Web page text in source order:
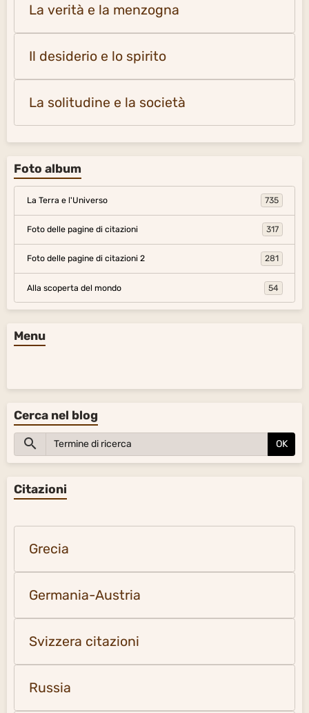
La verità e la menzogna
Il desiderio e lo spirito
La solitudine e la società
Foto album
La Terra e l'Universo 735
Foto delle pagine di citazioni 317
Foto delle pagine di citazioni 2 281
Alla scoperta del mondo 54
Menu
Cerca nel blog
OK
Citazioni
Grecia
Germania-Austria
Svizzera citazioni
Russia